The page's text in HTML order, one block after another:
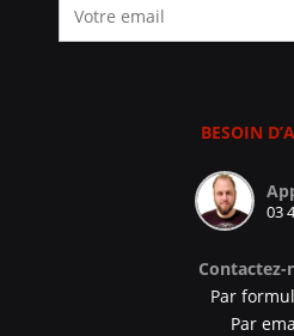
BESOIN
03
Contactez-
Par
Par